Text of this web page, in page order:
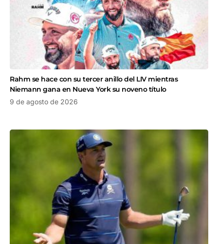
Rahm se hace con su tercer anillo del LIV mientras
Niemann gana en Nueva York su noveno título
9 de agosto de 2026